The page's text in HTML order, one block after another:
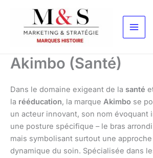
contenu
Akimbo (Santé)
Dans le domaine exigeant de la santé
la rééducation, la marque Akimbo se
un acteur innovant, son nom évoquant
une posture spécifique – le bras
mais symbolisant surtout une
dynamique du soin. Spécialisée dans